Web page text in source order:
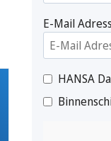
E-Mail
HANSA